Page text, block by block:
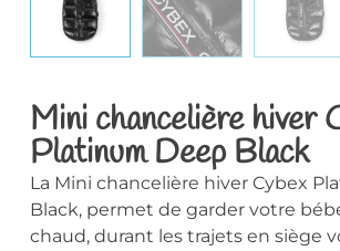
Mini chancelière hiver
Platinum Deep Black
La Mini chancelière hiver Cybex
Black, permet de garder votre
chaud, durant les trajets en siège